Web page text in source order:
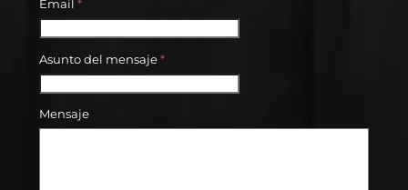
Email *
Asunto del mensaje*
Mensaje